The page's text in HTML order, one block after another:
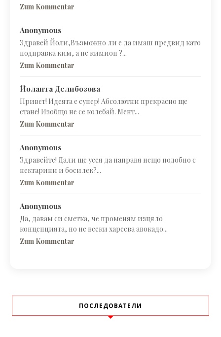
Zum Kommentar
Anonymous
Здравей Йоли,Възможно ли е да имаш предвид като
подправка ким, а не кимион ?...
Zum Kommentar
Йоланта Делибозова
Привет! Идеята е супер! Абсолютни прекрасно ще
стане! Изобщо не се колебай. Мент...
Zum Kommentar
Anonymous
Здравейте! Дали ще усея да направя нещо подобно с
нектарини и босилек?...
Zum Kommentar
Anonymous
Да, давам си сметка, че променям изцяло
концепцията, но не всеки харесва авокадо...
Zum Kommentar
ПОСЛЕДОВАТЕЛИ